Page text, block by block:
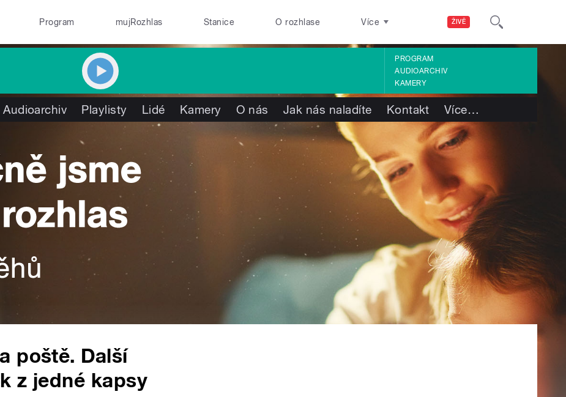
ŽIVĚ
Program mujRozhlas Stanice O rozhlase Více
PROGRAM
AUDIOARCHIV
KAMERY
Audioarchiv Playlisty Lidé Kamery O nás Jak nás naladíte Kontakt Více…
poště. Další
z jedné kapsy